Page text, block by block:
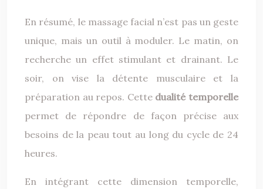
En résumé, le massage facial n’est pas un geste
unique, mais un outil à moduler. Le matin, on
recherche un effet stimulant et drainant. Le
soir, on vise la détente musculaire et la
préparation au repos. Cette dualité temporelle
permet de répondre de façon précise aux
besoins de la peau tout au long du cycle de 24
heures.
En intégrant cette dimension temporelle,